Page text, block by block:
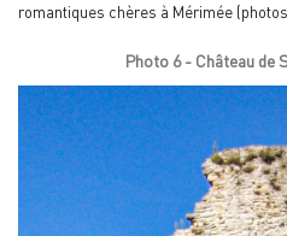
romantiques chères à Mérimée (photos
Photo 6 - Château de